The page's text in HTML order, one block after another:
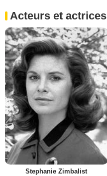
Acteurs et actrices
Stephanie Zimbalist